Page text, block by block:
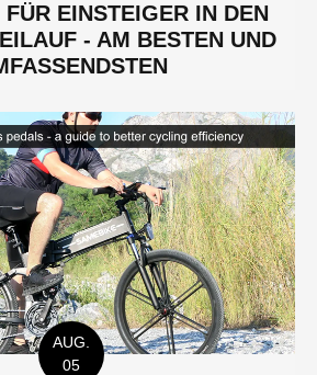
EINSTEIGER IN DEN
- AM BESTEN UND
AUG.
05